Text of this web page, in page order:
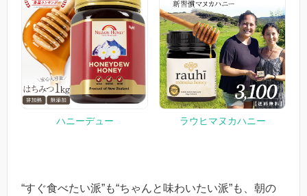
ハニーデュー ラウヒマヌカハニー
“すぐ食べたい派”も“ちゃんと味わいたい派”も、朝の